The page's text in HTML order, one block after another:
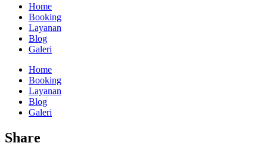
Home
Booking
Layanan
Blog
Galeri
Home
Booking
Layanan
Blog
Galeri
Share